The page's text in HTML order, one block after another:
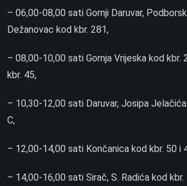
– 06,00-08,00 sati Gornji Daruvar,
Dežanovac kod kbr. 281,
– 08,00-10,00 sati Gornja Vrijeska kod kbr.
kbr. 45,
– 10,30-12,00 sati Daruvar, Josipa
C,
– 12,00-14,00 sati Končanica kod kbr. 50 i
– 14,00-16,00 sati Sirač, S. Radića kod kbr.